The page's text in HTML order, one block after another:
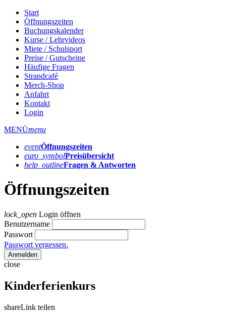
Start
Öffnungszeiten
Buchungskalender
Kurse / Lehrvideos
Miete / Schulsport
Preise / Gutscheine
Häufige Fragen
Strandcafé
Merch-Shop
Anfahrt
Kontakt
Login
MENÜmenu
eventÖffnungs­zeiten
euro_symbolPreis­übersicht
help_outlineFragen & Antworten
Öffnungszeiten
lock_open Login öffnen
Benutzername
Passwort
Passwort vergessen.
Anmelden
close
Kinderferienkurs
shareLink teilen